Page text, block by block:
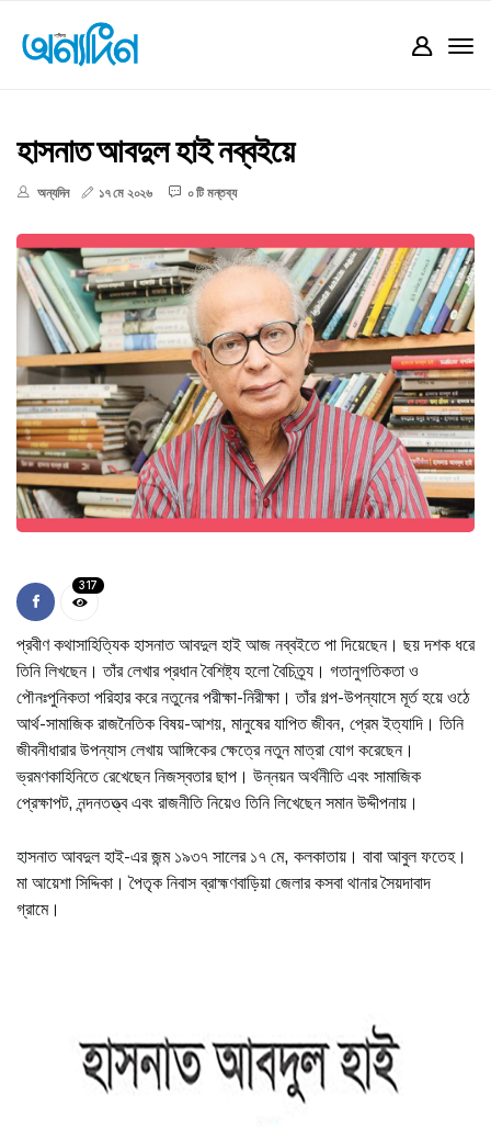
হাসনাত আবদুল হাই নব্বইয়ে
অন্যদিন ১৭ মে ২০২৬ ০ টি মন্তব্য
317
প্রবীণ কথাসাহিত্যিক হাসনাত আবদুল হাই আজ নব্বইতে পা দিয়েছেন। ছয় দশক ধরে
তিনি লিখছেন। তাঁর লেখার প্রধান বৈশিষ্ট্য হলো বৈচিত্র্য। গতানুগতিকতা ও
পৌনঃপুনিকতা পরিহার করে নতুনের পরীক্ষা-নিরীক্ষা। তাঁর গল্প-উপন্যাসে মূর্ত হয়ে ওঠে
আর্থ-সামাজিক রাজনৈতিক বিষয়-আশয়, মানুষের যাপিত জীবন, প্রেম ইত্যাদি। তিনি
জীবনীধারার উপন্যাস লেখায় আঙ্গিকের ক্ষেত্রে নতুন মাত্রা যোগ করেছেন।
ভ্রমণকাহিনিতে রেখেছেন নিজস্বতার ছাপ। উন্নয়ন অর্থনীতি এবং সামাজিক
প্রেক্ষাপট, নন্দনতত্ত্ব এবং রাজনীতি নিয়েও তিনি লিখেছেন সমান উদ্দীপনায়।
হাসনাত আবদুল হাই-এর জন্ম ১৯৩৭ সালের ১৭ মে, কলকাতায়। বাবা আবুল ফতেহ।
মা আয়েশা সিদ্দিকা। পৈতৃক নিবাস ব্রাহ্মণবাড়িয়া জেলার কসবা থানার সৈয়দাবাদ
গ্রামে।